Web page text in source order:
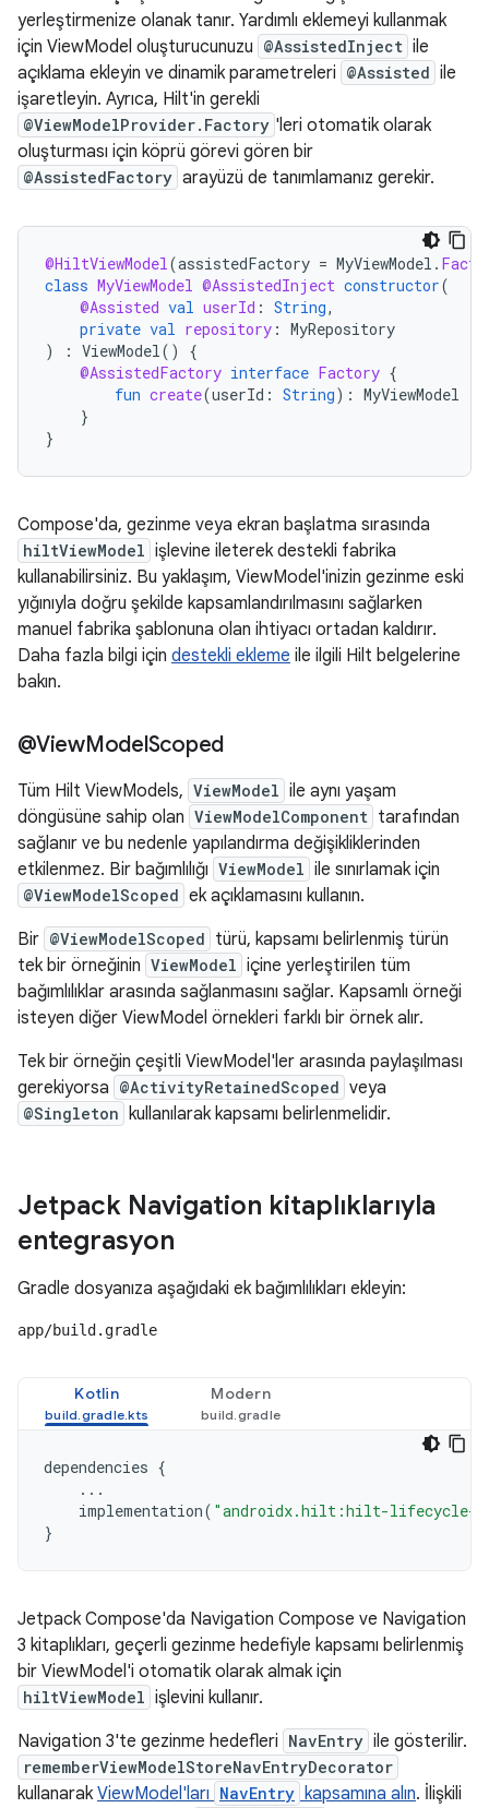
yerleştirmenize olanak tanır. Yardımlı eklemeyi kullanmak
için ViewModel oluşturucunuzu @AssistedInject ile
açıklama ekleyin ve dinamik parametreleri @Assisted ile
işaretleyin. Ayrıca, Hilt'in gerekli
@ViewModelProvider.Factory 'leri otomatik olarak
oluşturması için köprü görevi gören bir
@AssistedFactory arayüzü de tanımlamanız gerekir.
@HiltViewModel(assistedFactory = MyViewModel .
class MyViewModel @AssistedInject constructor(
@Assisted val userId : String,
private val repository : MyRepository
)
: ViewModel()
{
@AssistedFactory interface Factory {
fun create(userId : String): MyViewModel
}
}
Compose'da, gezinme veya ekran başlatma sırasında
hiltViewModel işlevine ileterek destekli fabrika
kullanabilirsiniz. Bu yaklaşım, ViewModel'inizin gezinme eski
yığınıyla doğru şekilde kapsamlandırılmasını sağlarken
manuel fabrika şablonuna olan ihtiyacı ortadan kaldırır.
Daha fazla bilgi için destekli ekleme ile ilgili Hilt belgelerine
bakın.
@ViewModelScoped
Tüm Hilt ViewModels, ViewModel ile aynı yaşam
döngüsüne sahip olan ViewModelComponent tarafından
sağlanır ve bu nedenle yapılandırma değişikliklerinden
etkilenmez. Bir bağımlılığı ViewModel ile sınırlamak için
@ViewModelScoped ek açıklamasını kullanın.
Bir @ViewModelScoped türü, kapsamı belirlenmiş türün
tek bir örneğinin ViewModel içine yerleştirilen tüm
bağımlılıklar arasında sağlanmasını sağlar. Kapsamlı örneği
isteyen diğer ViewModel örnekleri farklı bir örnek alır.
Tek bir örneğin çeşitli ViewModel'ler arasında paylaşılması
gerekiyorsa @ActivityRetainedScoped veya
@Singleton kullanılarak kapsamı belirlenmelidir.
Jetpack Navigation kitaplıklarıyla
entegrasyon
Gradle dosyanıza aşağıdaki ek bağımlılıkları ekleyin:
app/build.gradle
Kotlin Modern
dependencies {
...
implementation( "androidx.hilt:hilt-lifecycle-
}
Jetpack Compose'da Navigation Compose ve Navigation
3 kitaplıkları, geçerli gezinme hedefiyle kapsamı belirlenmiş
bir ViewModel'i otomatik olarak almak için
hiltViewModel işlevini kullanır.
Navigation 3'te gezinme hedefleri NavEntry ile gösterilir.
rememberViewModelStoreNavEntryDecorator
kullanarak ViewModel'ları NavEntry kapsamına alın. İlişkili